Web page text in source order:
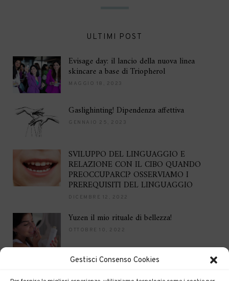
Gestisci Consenso Cookies
ULTIMI POST
Evisage day: il lancio della nuova linea
skincare a base di Triopherol
MAGGIO 18, 2023
Gaslighinting! Dipendenza affettiva
GENNAIO 25, 2023
SVILUPPO DEL LINGUAGGIO E
RELAZIONE CON IL CIBO QUANDO
PREOCCUPARCI? OSSERVIAMO I
PREREQUISITI DEL LINGUAGGIO
DICEMBRE 12, 2022
Yuzen il mio rituale di bellezza!
OTTOBRE 10, 2022
DICEMBRE 16, 2021